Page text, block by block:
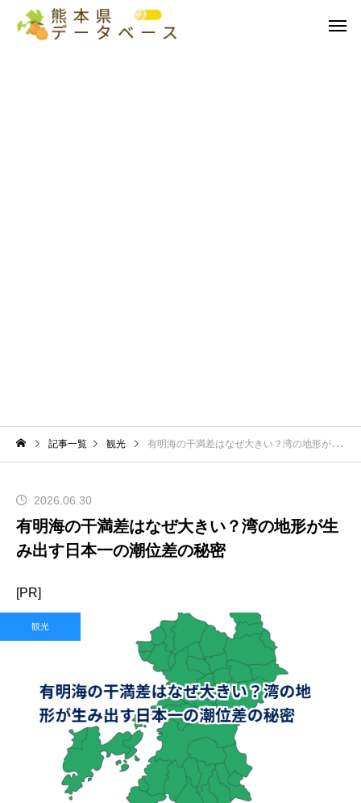
記事一覧 観光 有明海の干満差はなぜ大きい？湾の地形が生み出す日本一の潮位差の秘密
2026.06.30
有明海の干満差はなぜ大きい？湾の地形が生
み出す日本一の潮位差の秘密
[PR]
観光